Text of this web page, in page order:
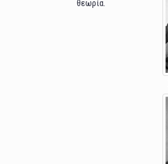
θεωρία.